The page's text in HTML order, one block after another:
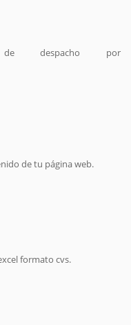
despacho por
de tu página web.
formato cvs.